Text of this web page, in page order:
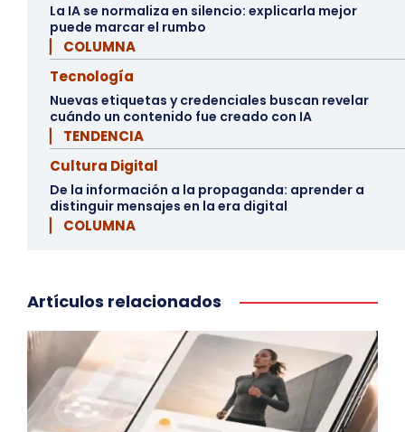
La IA se normaliza en silencio: explicarla mejor
puede marcar el rumbo
▏ COLUMNA
Tecnología
Nuevas etiquetas y credenciales buscan revelar
cuándo un contenido fue creado con IA
▏ TENDENCIA
Cultura Digital
De la información a la propaganda: aprender a
distinguir mensajes en la era digital
▏ COLUMNA
Artículos relacionados